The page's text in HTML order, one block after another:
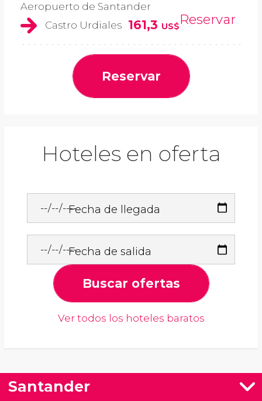
Aeropuerto de Santander
Castro Urdiales 161,3 US$Reservar
Reservar
Hoteles en oferta
Fecha de llegada
Fecha de salida
Buscar ofertas
Ver todos los hoteles baratos
Santander